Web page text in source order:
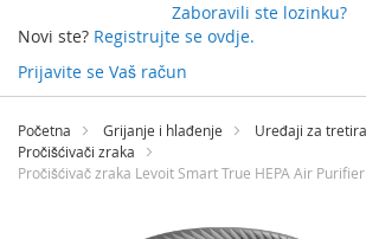
Zaboravili ste lozinku?
Novi ste? Registrujte se ovdje.
Prijavite se Vaš račun
Preskočite
sadržaj
Početna Grijanje i hlađenje
Uređaji za
Pročišćivači zraka
Pročišćivač zraka Levoit Smart True HEPA Air